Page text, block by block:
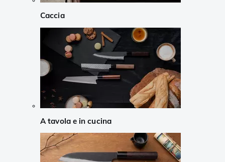
Caccia
A tavola e in cucina